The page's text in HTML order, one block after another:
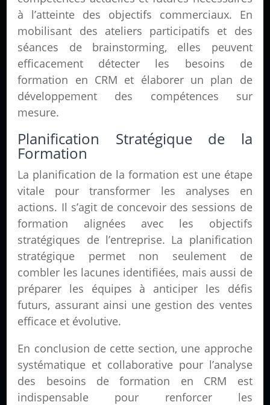
à l’atteinte des objectifs commerciaux. En
mobilisant des ateliers participatifs et des
séances de brainstorming, elles peuvent
efficacement détecter les besoins de
formation en CRM et élaborer un plan de
développement des compétences sur
mesure.
Planification Stratégique de la
Formation
La planification de la formation est une étape
vitale pour transformer les analyses en
actions. Il s’agit de concevoir des sessions de
formation alignées avec les objectifs
stratégiques de l’entreprise. La planification
stratégique permet non seulement de
combler les lacunes identifiées, mais aussi de
préparer les équipes à anticiper les défis
futurs, assurant ainsi une gestion des ventes
efficace et évolutive.
En conclusion de cette section, une approche
systématique et collaborative pour l’analyse
des besoins de formation en CRM est
indispensable pour renforcer les